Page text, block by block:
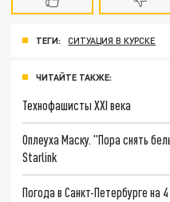
ТЕГИ: СИТУАЦИЯ В КУРСКЕ
ЧИТАЙТЕ ТАКЖЕ:
Технофашисты XXI века
Оплеуха Маску. "Пора снять
Starlink
Погода в Санкт-Петербурге на